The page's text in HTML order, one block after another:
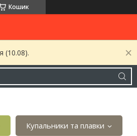
Кошик
(10.08).
Купальники та плавки